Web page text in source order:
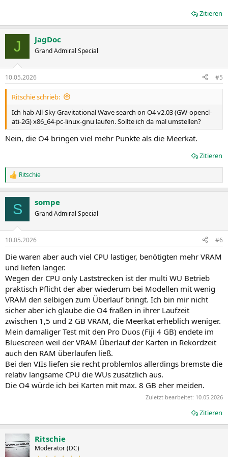
Zitieren
J JagDoc
Grand Admiral Special
10.05.2026 #5
Ritschie schrieb:
Ich hab All-Sky Gravitational Wave search on O4 v2.03 (GW-opencl-
ati-2G) x86_64-pc-linux-gnu laufen. Sollte ich da mal umstellen?
Nein, die O4 bringen viel mehr Punkte als die Meerkat.
Zitieren
R
e
e
:
Ritschie
S sompe
Grand Admiral Special
10.05.2026 #6
Die waren aber auch viel CPU lastiger, benötigten mehr VRAM
und liefen länger.
Wegen der CPU only Laststrecken ist der multi WU Betrieb
praktisch Pflicht der aber wiederum bei Modellen mit wenig
VRAM den selbigen zum Überlauf bringt. Ich bin mir nicht
sicher aber ich glaube die O4 fraßen in ihrer Laufzeit
zwischen 1,5 und 2 GB VRAM, die Meerkat erheblich weniger.
Mein damaliger Test mit den Pro Duos (Fiji 4 GB) endete im
Bluescreen weil der VRAM Überlauf der Karten in Rekordzeit
auch den RAM überlaufen ließ.
Bei den VIIs liefen sie recht problemlos allerdings bremste die
relativ langsame CPU die WUs zusätzlich aus.
Die O4 würde ich bei Karten mit max. 8 GB eher meiden.
Zuletzt bearbeitet: 10.05.2026
Zitieren
Ritschie
Moderator (DC)